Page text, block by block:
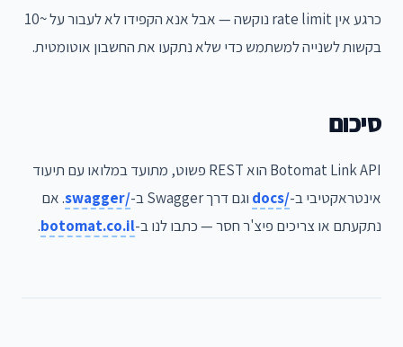
כרגע אין rate limit נוקשה — אבל אנא הקפידו לא לעבור על ~10
בקשות לשנייה למשתמש כדי שלא נתקעו את החשבון אוטומטית.
סיכום
Botomat Link API הוא REST פשוט, מתועד במלואו עם תיעוד
אינטראקטיבי ב-/docs וגם דרך Swagger ב- /swagger
. אם
נתקעתם או צריכים פיצ'ר חסר — כתבו לנו ב-botomat.co.il
.